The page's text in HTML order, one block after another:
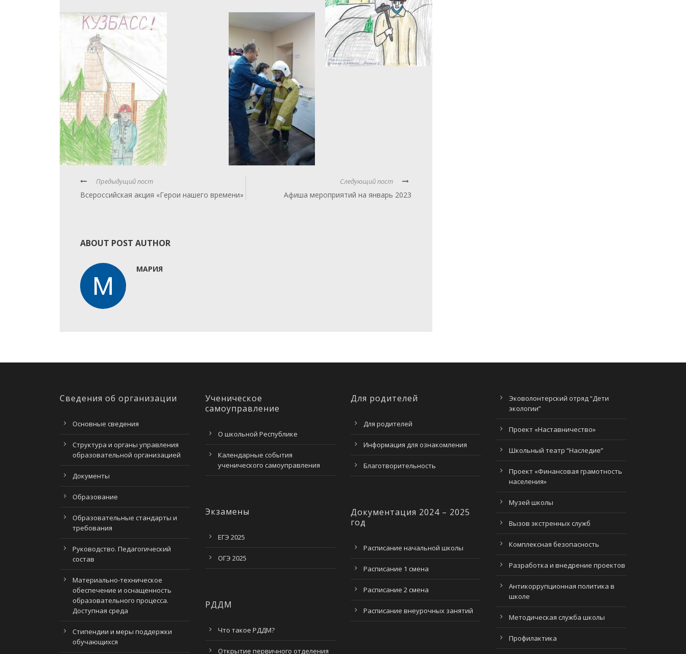
Предыдущий пост
Всероссийская акция «Герои нашего времени»
Следующий пост
Афиша мероприятий на январь 2023
ABOUT POST AUTHOR
МАРИЯ
Сведения об организации
Основные сведения
Структура и органы управления
образовательной организацией
Документы
Образование
Образовательные стандарты и
требования
Руководство. Педагогический
состав
Материально-техническое
обеспечение и оснащенность
образовательного процесса.
Доступная среда
Стипендии и меры поддержки
обучающихся
Ученическое
самоуправление
О школьной Республике
Календарные события
ученического самоуправления
Экзамены
ЕГЭ 2025
ОГЭ 2025
РДДМ
Что такое РДДМ?
Открытие первичного отделения
Для родителей
Для родителей
Информация для ознакомления
Благотворительность
Документация 2024 – 2025
год
Расписание начальной школы
Расписание 1 смена
Расписание 2 смена
Расписание внеурочных занятий
Эковолонтерский отряд “Дети
экологии”
Проект «Наставничество»
Школьный театр “Наследие”
Проект «Финансовая грамотность
населения»
Музей школы
Вызов экстренных служб
Комплексная безопасность
Разработка и внедрение проектов
Антикоррупционная политика в
школе
Методическая служба школы
Профилактика